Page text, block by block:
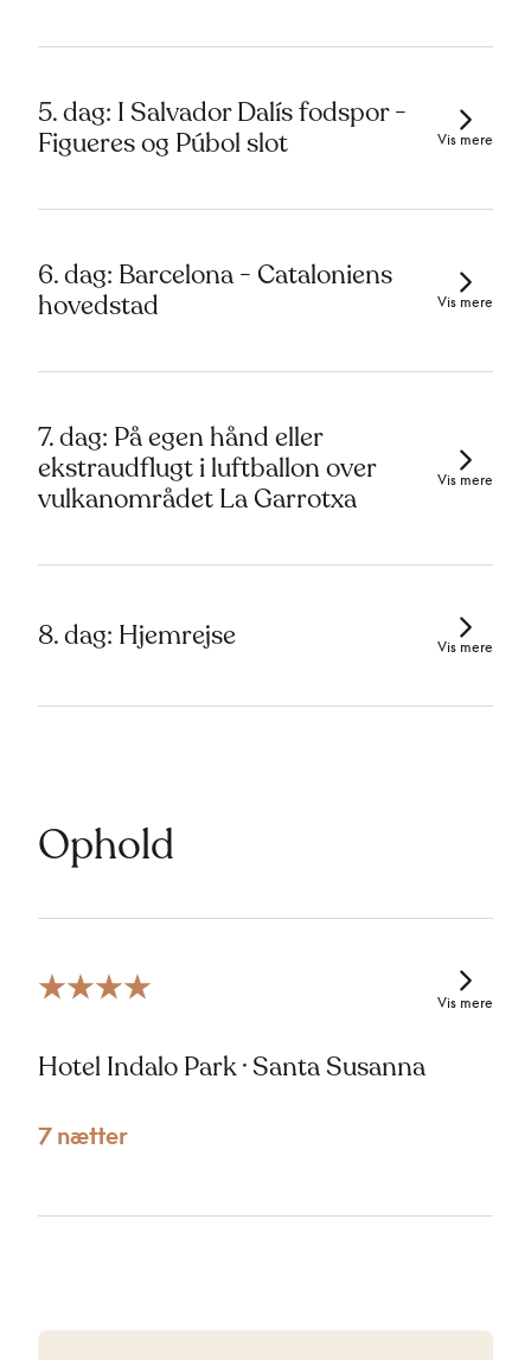
5. dag: I Salvador Dalís fodspor -
Figueres og Púbol slot
Vis mere
6. dag: Barcelona - Cataloniens
hovedstad
Vis mere
7. dag: På egen hånd eller
ekstraudflugt i luftballon over
vulkanområdet La Garrotxa
Vis mere
8. dag: Hjemrejse Vis mere
Ophold
Hotel Indalo Park · Santa Susanna
7 nætter
Vis mere